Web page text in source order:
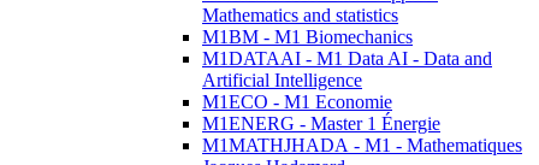
Mathematics and statistics
M1BM - M1 Biomechanics
M1DATAAI - M1 Data AI - Data and
Artificial Intelligence
M1ECO - M1 Economie
M1ENERG - Master 1 Énergie
M1MATHJHADA - M1 - Mathematiques